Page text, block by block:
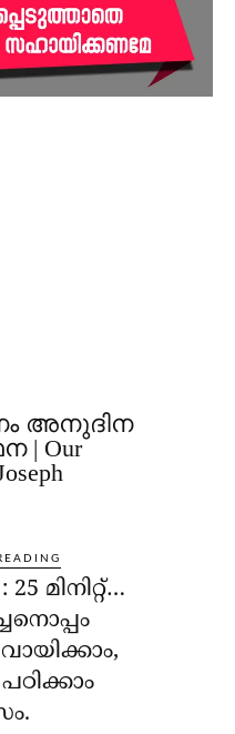
അനുദിന
| Our
മിനിറ്റ്…